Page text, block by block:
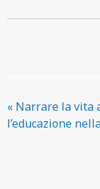
« Narrare la vita
l’educazione